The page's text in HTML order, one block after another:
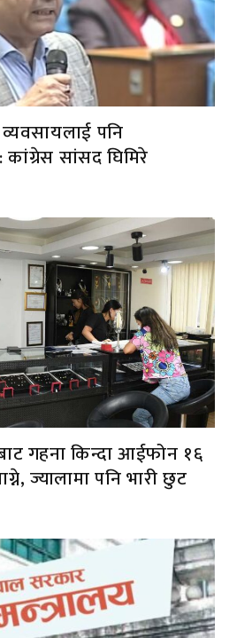
पनि
सांसद घिमिरे
गहना किन्दा आईफोन १६
ज्यालामा पनि भारी छुट